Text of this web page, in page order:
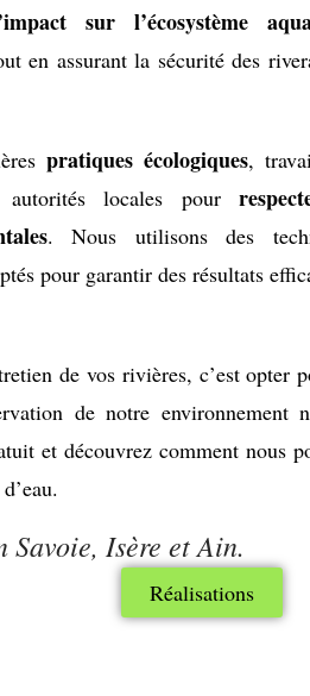
sur l’écosystème
en assurant la sécurité des
pratiques écologiques,
locales pour
. Nous utilisons des
pour garantir des résultats
de vos rivières, c’est opter
de notre environnement
et découvrez comment nous
Savoie, Isère et Ain.
Réalisations